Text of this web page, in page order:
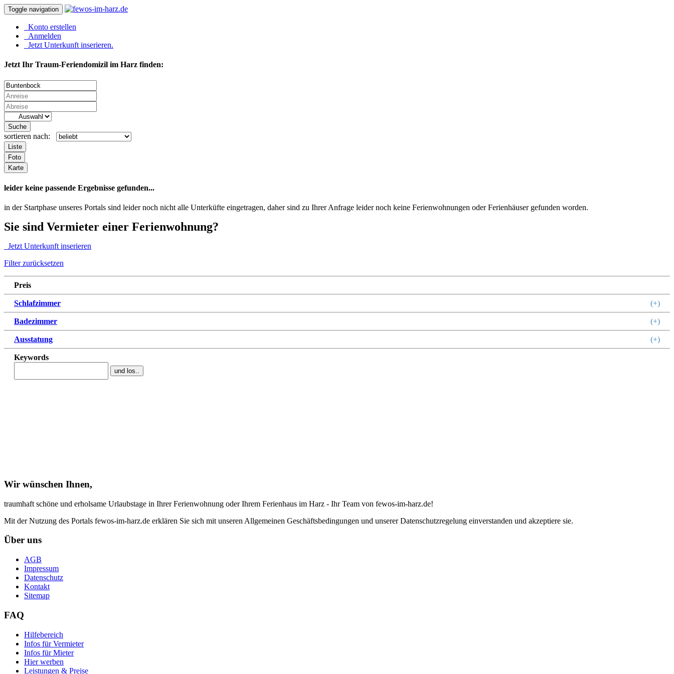
Toggle navigation
Konto erstellen
Anmelden
Jetzt Unterkunft inserieren.
Jetzt Ihr Traum-Feriendomizil im Harz finden:
Suche
sortieren nach:
Liste
Foto
Karte
leider keine passende Ergebnisse gefunden...
in der Startphase unseres Portals sind leider noch nicht alle Unterküfte eingetragen, daher sind zu Ihrer Anfrage leider noch keine Ferienwohnungen oder Ferienhäuser gefunden worden.
Sie sind Vermieter einer Ferienwohnung?
Jetzt Unterkunft inserieren
Filter zurücksetzen
Preis
Schlafzimmer (+)
Badezimmer (+)
Ausstatung (+)
Keywords
und los..
Wir wünschen Ihnen,
traumhaft schöne und erholsame Urlaubstage in Ihrer Ferienwohnung oder Ihrem Ferienhaus im Harz - Ihr Team von fewos-im-harz.de!
Mit der Nutzung des Portals fewos-im-harz.de erklären Sie sich mit unseren Allgemeinen Geschäftsbedingungen und unserer Datenschutzregelung einverstanden und akzeptiere sie.
Über uns
AGB
Impressum
Datenschutz
Kontakt
Sitemap
FAQ
Hilfebereich
Infos für Vermieter
Infos für Mieter
Hier werben
Leistungen & Preise